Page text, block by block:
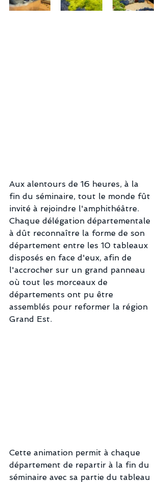
Aux alentours de 16 heures, à la
fin du séminaire, tout le monde fût
invité à rejoindre l'amphithéâtre.
Chaque délégation départementale
à dût reconnaître la forme de son
département entre les 10 tableaux
disposés en face d'eux, afin de
l'accrocher sur un grand panneau
où tout les morceaux de
départements ont pu être
assemblés pour reformer la région
Grand Est.
Cette animation permit à chaque
département de repartir à la fin du
séminaire avec sa partie du tableau